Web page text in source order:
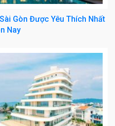
Gòn Được Yêu Thích Nhất
Nay